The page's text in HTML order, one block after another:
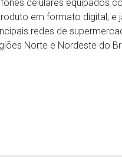
celulares equipados
em formato digital, e
redes de
Norte e Nordeste do